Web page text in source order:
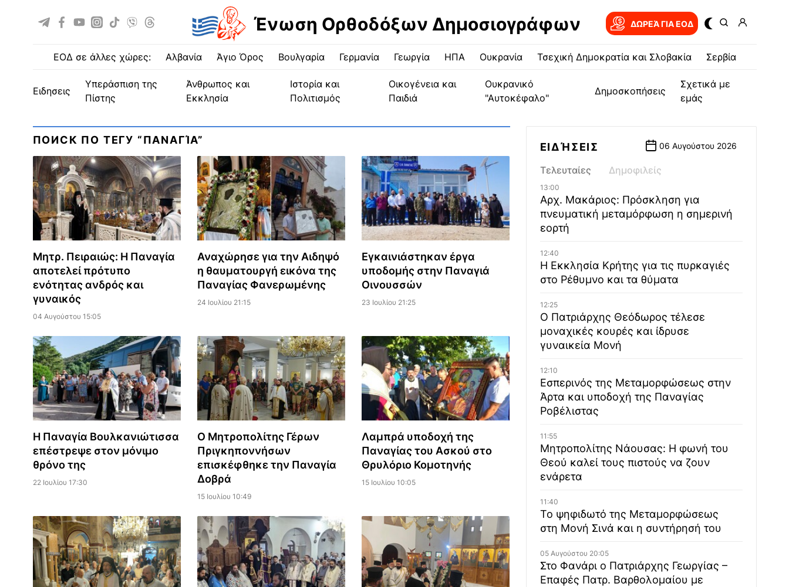
Ένωση Ορθοδόξων Δημοσιογράφων ΔΩΡΕΆ ΓΙΑ EOΔ
ΕΟΔ σε άλλες χώρες: Αλβανία Άγιο Όρος Βουλγαρία Γερμανία Γεωργία ΗΠΑ Ουκρανία Τσεχική Δημοκρατία και Σλοβακία Σερβία
ειδησεις
Υπεράσπιση της
Πίστης
Άνθρωπος και
Εκκλησία
Ιστορία και
Πολιτισμός
Οικογένεια και
Παιδιά
Ουκρανικό
"Αυτοκέφαλο"
Δημοσκοπήσεις
Σχετικά με
εμάς
ПОИСК ПО ТЕГУ “ΠΑΝΑΓΊΑ”
Μητρ. Πειραιώς: Η Παναγία
αποτελεί πρότυπο
ενότητας ανδρός και
γυναικός
04 Αυγούστου 15:05
Αναχώρησε για την Αιδηψό
η θαυματουργή εικόνα της
Παναγίας Φανερωμένης
24 Ιουλίου 21:15
Εγκαινιάστηκαν έργα
υποδομής στην Παναγιά
Οινουσσών
23 Ιουλίου 21:25
Η Παναγία Βουλκανιώτισσα
επέστρεψε στον μόνιμο
θρόνο της
22 Ιουλίου 17:30
Ο Μητροπολίτης Γέρων
Πριγκηποννήσων
επισκέφθηκε την Παναγία
Δοβρά
15 Ιουλίου 10:49
Λαμπρά υποδοχή της
Παναγίας του Ασκού στο
Θρυλόριο Κομοτηνής
15 Ιουλίου 10:05
ΕΙΔΉΣΕΙΣ 06 Αυγούστου 2026
Τελευταίες Δημοφιλείς
13:00
Αρχ. Μακάριος: Πρόσκληση για
πνευματική μεταμόρφωση η σημερινή
εορτή
12:40
Η Εκκλησία Κρήτης για τις πυρκαγιές
στο Ρέθυμνο και τα θύματα
12:25
Ο Πατριάρχης Θεόδωρος τέλεσε
μοναχικές κουρές και ίδρυσε
γυναικεία Μονή
12:10
Εσπερινός της Μεταμορφώσεως στην
Άρτα και υποδοχή της Παναγίας
Ροβέλιστας
11:55
Μητροπολίτης Νάουσας: Η φωνή του
Θεού καλεί τους πιστούς να ζουν
ενάρετα
11:40
Το ψηφιδωτό της Μεταμορφώσεως
στη Μονή Σινά και η συντήρησή του
05 Αυγούστου 20:05
Στο Φανάρι ο Πατριάρχης Γεωργίας –
Επαφές Πατρ. Βαρθολομαίου με